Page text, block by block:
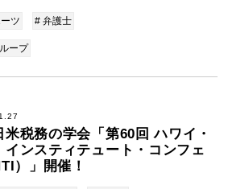
ツ # 弁護士
ープ
米税務の学会「第60回 ハワイ・
インスティテュート・コンフェ
）」開催！